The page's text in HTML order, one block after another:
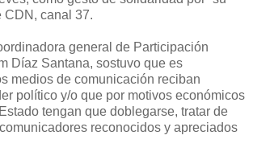
CDN, canal 37.
general de Participación
Díaz Santana, sostuvo que es
medios de comunicación reciban
político y/o que por motivos económicos
tengan que doblegarse, tratar de
reconocidos y apreciados